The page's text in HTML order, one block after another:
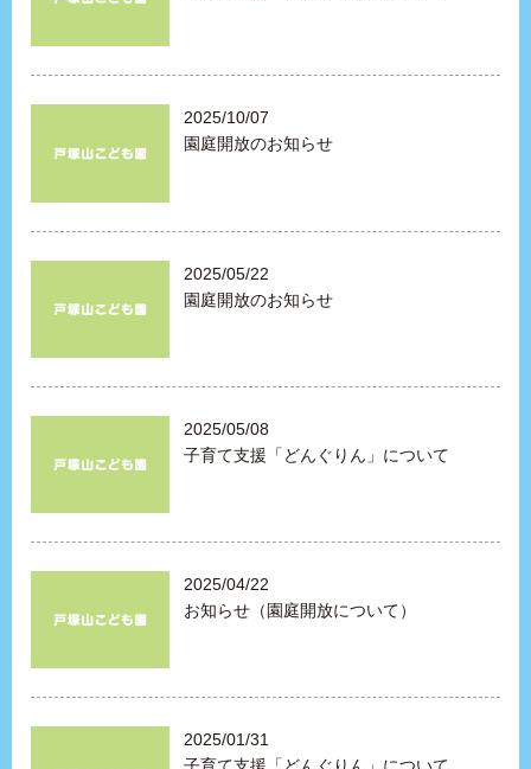
2025/10/07
園庭開放のお知らせ
2025/05/22
園庭開放のお知らせ
2025/05/08
子育て支援「どんぐりん」について
2025/04/22
お知らせ（園庭開放について）
2025/01/31